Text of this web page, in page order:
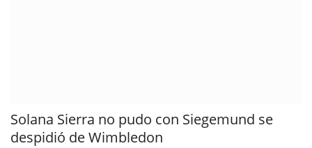
Solana Sierra no pudo con Siegemund se
despidió de Wimbledon